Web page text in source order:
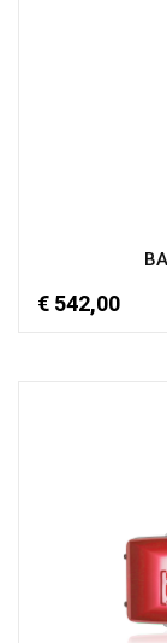
€ 542,00